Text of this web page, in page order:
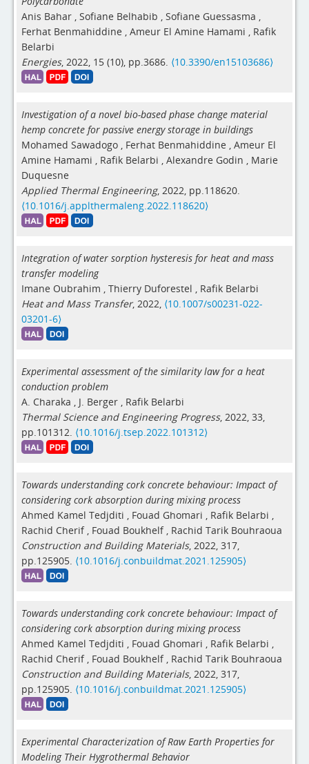
Anis Bahar , Sofiane Belhabib , Sofiane Guessasma ,
Ferhat Benmahiddine , Ameur El Amine Hamami , Rafik
Belarbi
Energies, 2022, 15 (10), pp.3686. ⟨10.3390/en15103686⟩
Investigation of a novel bio-based phase change material
hemp concrete for passive energy storage in buildings
Mohamed Sawadogo , Ferhat Benmahiddine , Ameur El
Amine Hamami , Rafik Belarbi , Alexandre Godin , Marie
Duquesne
Applied Thermal Engineering, 2022, pp.118620.
⟨10.1016/j.applthermaleng.2022.118620⟩
Integration of water sorption hysteresis for heat and mass
transfer modeling
Imane Oubrahim , Thierry Duforestel , Rafik Belarbi
Heat and Mass Transfer, 2022, ⟨10.1007/s00231-022-
03201-6⟩
Experimental assessment of the similarity law for a heat
conduction problem
A. Charaka , J. Berger , Rafik Belarbi
Thermal Science and Engineering Progress, 2022, 33,
pp.101312. ⟨10.1016/j.tsep.2022.101312⟩
Towards understanding cork concrete behaviour: Impact of
considering cork absorption during mixing process
Ahmed Kamel Tedjditi , Fouad Ghomari , Rafik Belarbi ,
Rachid Cherif, Fouad Boukhelf, Rachid Tarik Bouhraoua
Construction and Building Materials, 2022, 317,
pp.125905. ⟨10.1016/j.conbuildmat.2021.125905⟩
Towards understanding cork concrete behaviour: Impact of
considering cork absorption during mixing process
Ahmed Kamel Tedjditi , Fouad Ghomari , Rafik Belarbi ,
Rachid Cherif, Fouad Boukhelf, Rachid Tarik Bouhraoua
Construction and Building Materials, 2022, 317,
pp.125905. ⟨10.1016/j.conbuildmat.2021.125905⟩
Experimental Characterization of Raw Earth Properties for
Modeling Their Hygrothermal Behavior